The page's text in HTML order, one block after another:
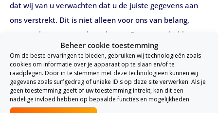
Beheer cookie toestemming
Om de beste ervaringen te bieden, gebruiken wij technologieën zoals
cookies om informatie over je apparaat op te slaan en/of te
raadplegen. Door in te stemmen met deze technologieën kunnen wij
gegevens zoals surfgedrag of unieke ID's op deze site verwerken. Als je
geen toestemming geeft of uw toestemming intrekt, kan dit een
nadelige invloed hebben op bepaalde functies en mogelijkheden.
dat wij van u verwachten dat u de juiste gegevens aan
ons verstrekt. Dit is niet alleen voor ons van belang,
maar ook voor uw zoekresultaten. Daarnaast hebben
consumenten een mededelingsplicht tegenover
verzekeraars. Als blijkt dat u (opzettelijk) onjuiste
informatie hebt verstrekt, kunnen verzekeraars
overgaan tot het (deels) weigeren van de uitbetaling na
schade.